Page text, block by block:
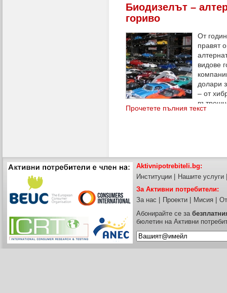
самолет и формите за
изискванията на Регламент
компенсация и съдействие
отказано качване в
голямо закъснение на
относно отговорността на
Директивата за групови
Биодизелът –
гориво
От
правят
видове
долари
– от
от електромотор), возила с
Прочетете пълния текст
Aktivnipotrebiteli.bg:
Институции
Нашите услуги
За Активни потребители:
За нас
Проекти Мисия
Абонирайте се за
бюлетин на Активни